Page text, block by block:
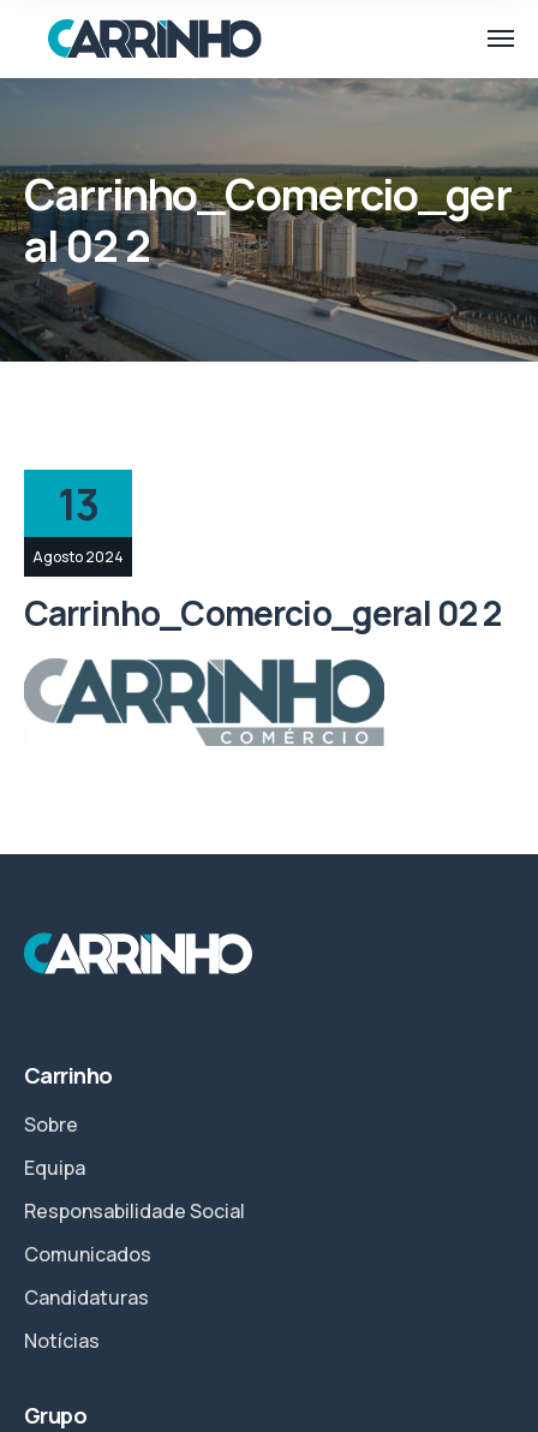
Carrinho_Comercio_ger
al 02 2
13
Agosto 2024
Carrinho_Comercio_geral 02 2
Carrinho
Sobre
Equipa
Responsabilidade Social
Comunicados
Candidaturas
Notícias
Grupo